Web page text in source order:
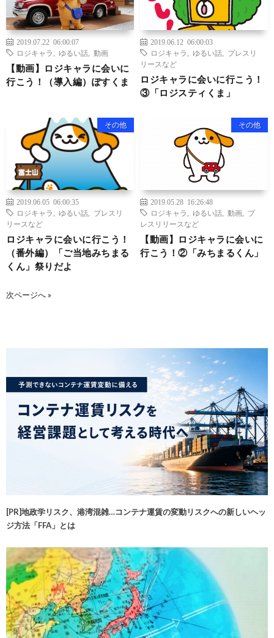
2019.07.22 06:00:07
ロジキャラ
ゆるい話 動画
【動画】ロジキャラに会いに
行こう！（導入編）ぽすくま
2019.06.12 06:00:03
ロジキャラ
ゆるい話
プレスリ
リースなど
ロジキャラに会いに行こう！
③「ロジスティくま」
その他
2019.06.05 06:00:35
ロジキャラ
ゆるい話
プレスリ
リースなど
ロジキャラに会いに行こう！
（番外編）「ご当地みちまる
くん」祭りだよ
その他
2019.05.28 16:26:48
ロジキャラ
ゆるい話 動画
プ
レスリリースなど
【動画】ロジキャラに会いに
行こう！②「みちまるくん」
次ページへ »
[PR]地政学リスク、港湾混雑…コンテナ運賃の変動リスクへの新しいヘッ
ジ方法「FFA」とは